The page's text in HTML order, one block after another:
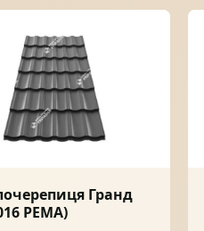
Гранд
PEMA)